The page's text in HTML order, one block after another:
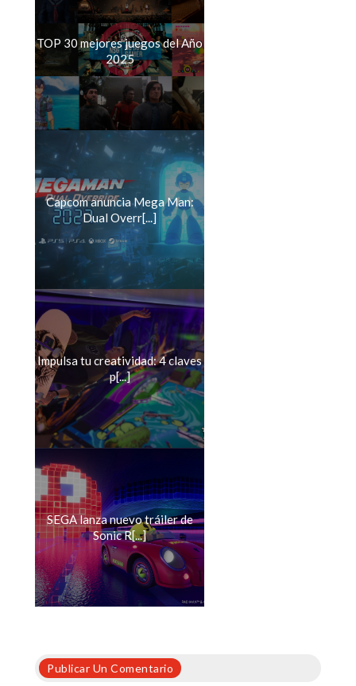
TOP 30 mejores juegos del Año
2025
Capcom anuncia Mega Man:
Dual Overr[...]
Impulsa tu creatividad: 4 claves
p[...]
SEGA lanza nuevo tráiler de
Sonic R[...]
Publicar Un Comentario